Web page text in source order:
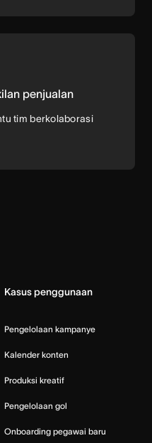
penjualan
tim berkolaborasi
Kasus penggunaan
Pengelolaan kampanye
Kalender konten
Produksi kreatif
Pengelolaan gol
Onboarding pegawai baru